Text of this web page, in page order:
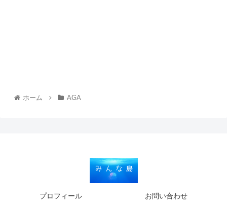
ホーム AGA
プロフィール お問い合わせ